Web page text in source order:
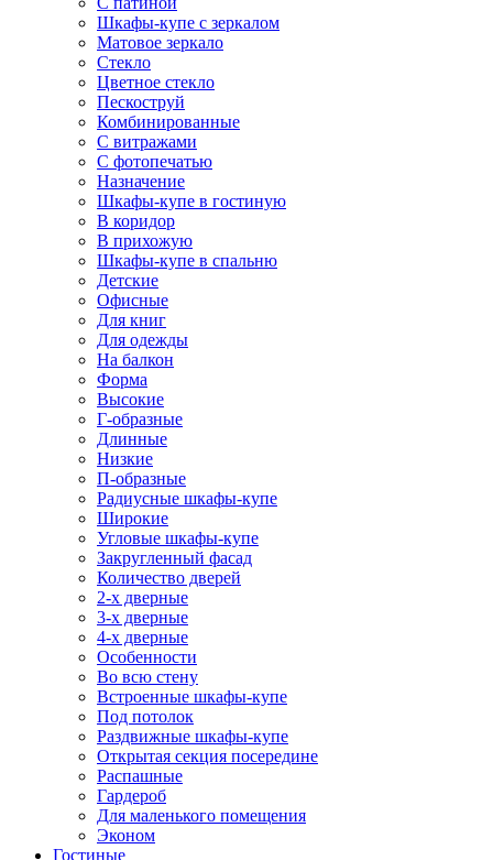
Шкафы-купе с зеркалом
Матовое зеркало
Стекло
Цветное стекло
Пескоструй
Комбинированные
С витражами
С фотопечатью
Назначение
Шкафы-купе в гостиную
В коридор
В прихожую
Шкафы-купе в спальню
Детские
Офисные
Для книг
Для одежды
На балкон
Форма
Высокие
Г-образные
Длинные
Низкие
П-образные
Радиусные шкафы-купе
Широкие
Угловые шкафы-купе
Закругленный фасад
Количество дверей
2-х дверные
3-х дверные
4-х дверные
Особенности
Во всю стену
Встроенные шкафы-купе
Под потолок
Раздвижные шкафы-купе
Открытая секция посередине
Распашные
Гардероб
Для маленького помещения
Эконом
Гостиные